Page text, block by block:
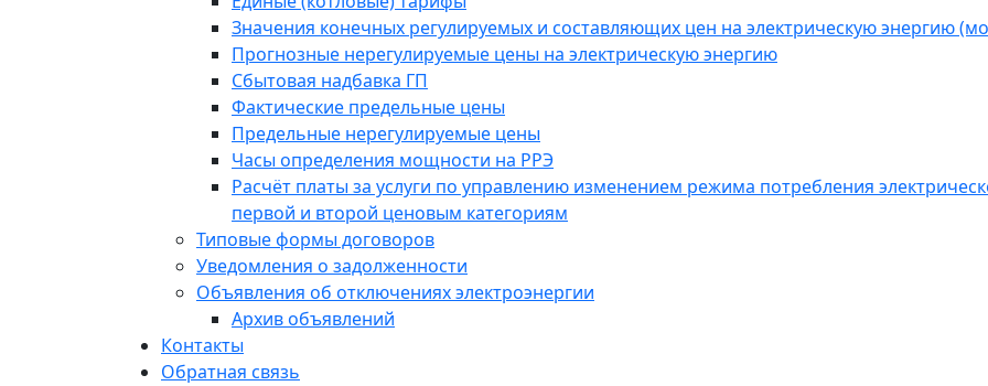
Значения конечных регулируемых и составляющих цен на электрическую энергию
Прогнозные нерегулируемые цены на электрическую энергию
Сбытовая надбавка ГП
Фактические предельные цены
Предельные нерегулируемые цены
Часы определения мощности на РРЭ
Расчёт платы за услуги по управлению изменением режима потребления
первой и второй ценовым категориям
Типовые формы договоров
Уведомления о задолженности
Объявления об отключениях электроэнергии
Архив объявлений
Контакты
Обратная связь